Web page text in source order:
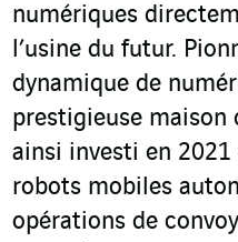
numériques
l’usine du futur.
dynamique de
prestigieuse maison
ainsi investi en
robots mobiles
opérations de